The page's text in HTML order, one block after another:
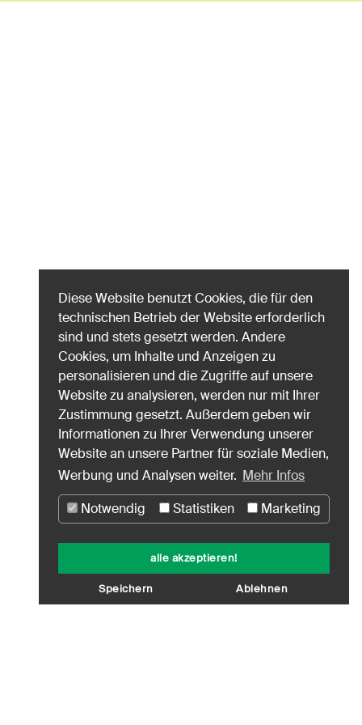
Diese Website benutzt Cookies, die für den
technischen Betrieb der Website erforderlich
sind und stets gesetzt werden. Andere
Cookies, um Inhalte und Anzeigen zu
personalisieren und die Zugriffe auf unsere
Website zu analysieren, werden nur mit Ihrer
Zustimmung gesetzt. Außerdem geben wir
Informationen zu Ihrer Verwendung unserer
Website an unsere Partner für soziale Medien,
Werbung und Analysen weiter. Mehr Infos
Notwendig
Statistiken Marketing
alle akzeptieren!
Speichern Ablehnen